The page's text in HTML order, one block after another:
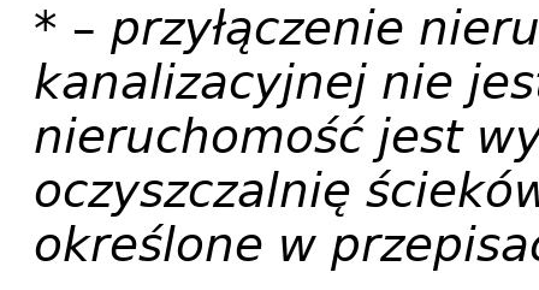
* – przyłączenie
kanalizacyjnej nie
nieruchomość jest
oczyszczalnię
określone w